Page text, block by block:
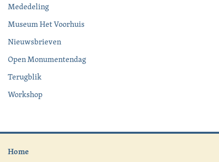
Mededeling
Museum Het Voorhuis
Nieuwsbrieven
Open Monumentendag
Terugblik
Workshop
Home